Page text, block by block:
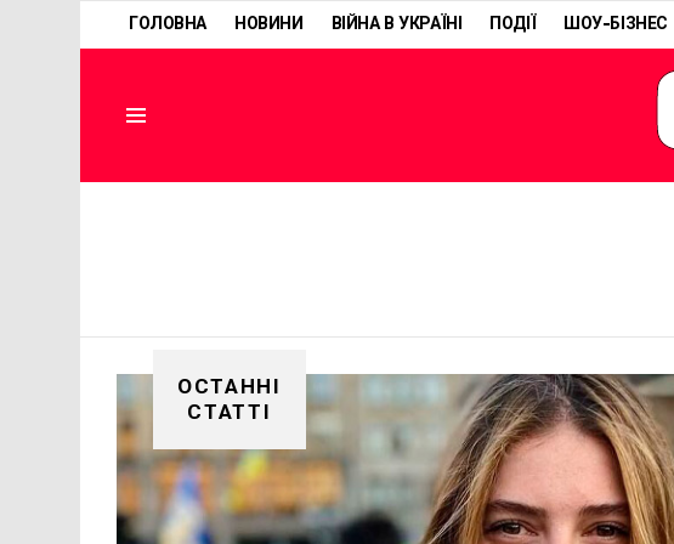
ГОЛОВНА НОВИНИ ВІЙНА В УКРАЇНІ ПОДІЇ ШОУ-БІЗНЕС
ОСТАННІ
СТАТТІ